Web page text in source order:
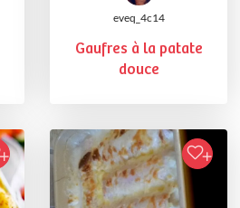
eveq_4c14
Gaufres à la patate
douce